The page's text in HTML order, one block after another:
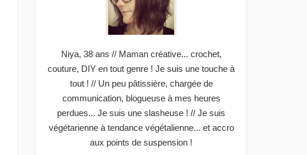
Niya, 38 ans // Maman créative... crochet,
couture, DIY en tout genre ! Je suis une touche à
tout ! // Un peu pâtissière, chargée de
communication, blogueuse à mes heures
perdues... Je suis une slasheuse ! // Je suis
végétarienne à tendance végétalienne... et accro
aux points de suspension !